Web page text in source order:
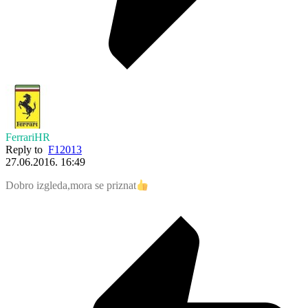
FerrariHR
Reply to F12013
27.06.2016. 16:49
Dobro izgleda,mora se priznat